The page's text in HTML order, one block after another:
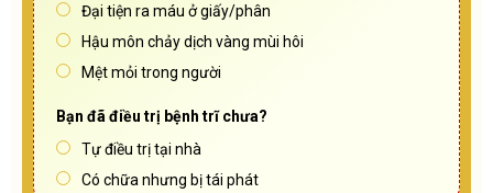
Đại tiện ra máu ở giấy/phân
Hậu môn chảy dịch vàng mùi hôi
Mệt mỏi trong người
Bạn đã điều trị bệnh trĩ chưa?
Tự điều trị tại nhà
Có chữa nhưng bị tái phát